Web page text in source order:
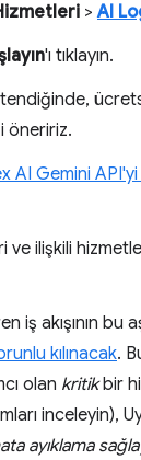
>AI
'ı tıklayın.
öneririz.
AI Gemini
ilişkili
iş akışının bu
kılınacak.
olan kritikbir
inceleyin),
ayıklama